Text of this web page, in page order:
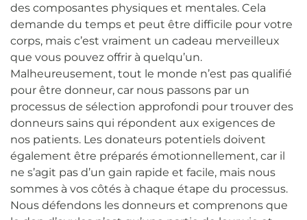
des composantes physiques et mentales. Cela
demande du temps et peut être difficile pour votre
corps, mais c’est vraiment un cadeau merveilleux
que vous pouvez offrir à quelqu’un.
Malheureusement, tout le monde n’est pas qualifié
pour être donneur, car nous passons par un
processus de sélection approfondi pour trouver des
donneurs sains qui répondent aux exigences de
nos patients. Les donateurs potentiels doivent
également être préparés émotionnellement, car il
ne s’agit pas d’un gain rapide et facile, mais nous
sommes à vos côtés à chaque étape du processus.
Nous défendons les donneurs et comprenons que